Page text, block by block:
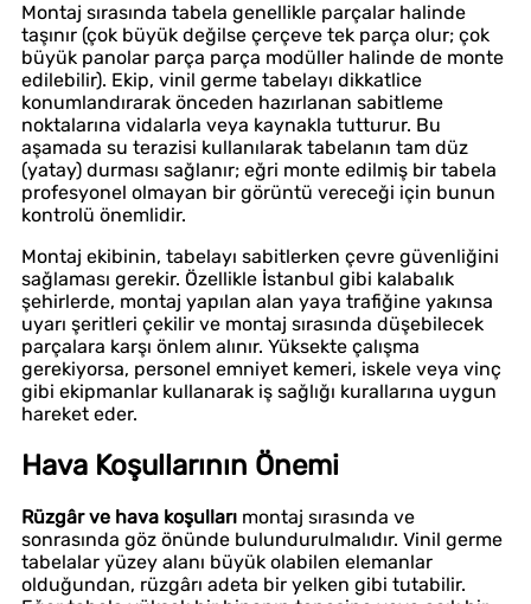
Montaj sırasında tabela genellikle parçalar halinde
taşınır (çok büyük değilse çerçeve tek parça olur; çok
büyük panolar parça parça modüller halinde de monte
edilebilir). Ekip, vinil germe tabelayı dikkatlice
konumlandırarak önceden hazırlanan sabitleme
noktalarına vidalarla veya kaynakla tutturur. Bu
aşamada su terazisi kullanılarak tabelanın tam düz
(yatay) durması sağlanır; eğri monte edilmiş bir tabela
profesyonel olmayan bir görüntü vereceği için bunun
kontrolü önemlidir.
Montaj ekibinin, tabelayı sabitlerken çevre güvenliğini
sağlaması gerekir. Özellikle İstanbul gibi kalabalık
şehirlerde, montaj yapılan alan yaya trafiğine yakınsa
uyarı şeritleri çekilir ve montaj sırasında düşebilecek
parçalara karşı önlem alınır. Yüksekte çalışma
gerekiyorsa, personel emniyet kemeri, iskele veya vinç
gibi ekipmanlar kullanarak iş sağlığı kurallarına uygun
hareket eder.
Hava Koşullarının Önemi
Rüzgâr ve hava koşulları montaj sırasında ve
sonrasında göz önünde bulundurulmalıdır. Vinil germe
tabelalar yüzey alanı büyük olabilen elemanlar
olduğundan, rüzgârı adeta bir yelken gibi tutabilir.